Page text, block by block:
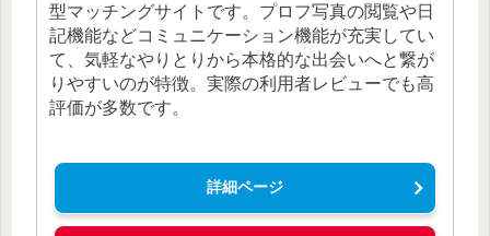
型マッチングサイトです。プロフ写真の閲覧や日
記機能などコミュニケーション機能が充実してい
て、気軽なやりとりから本格的な出会いへと繋が
りやすいのが特徴。実際の利用者レビューでも高
評価が多数です。
詳細ページ